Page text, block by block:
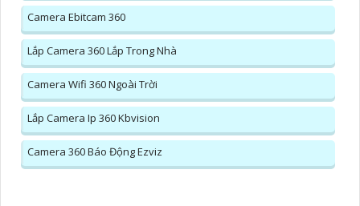
Camera Ebitcam 360
Lắp Camera 360 Lắp Trong Nhà
Camera Wifi 360 Ngoài Trời
Lắp Camera Ip 360 Kbvision
Camera 360 Báo Động Ezviz